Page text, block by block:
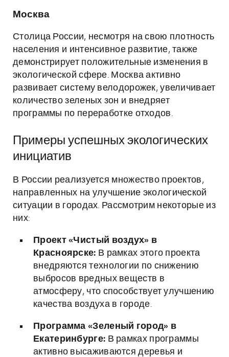
Москва
Столица России, несмотря на свою плотность
населения и интенсивное развитие, также
демонстрирует положительные изменения в
экологической сфере. Москва активно
развивает систему велодорожек, увеличивает
количество зеленых зон и внедряет
программы по переработке отходов.
Примеры успешных экологических
инициатив
В России реализуется множество проектов,
направленных на улучшение экологической
ситуации в городах. Рассмотрим некоторые из
них:
Проект «Чистый воздух» в
Красноярске: В рамках этого проекта
внедряются технологии по снижению
выбросов вредных веществ в
атмосферу, что способствует улучшению
качества воздуха в городе.
Программа «Зеленый город» в
Екатеринбурге: В рамках программы
активно высаживаются деревья и